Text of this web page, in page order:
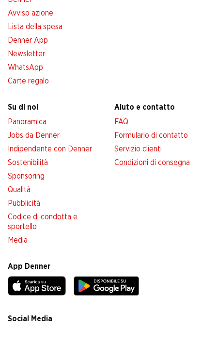
Avviso azione
Lista della spesa
Denner App
Newsletter
WhatsApp
Carte regalo
Su di noi
Panoramica
Jobs da Denner
Indipendente con Denner
Sostenibilità
Sponsoring
Qualità
Pubblicità
Codice di condotta e
sportello
Media
Aiuto e contatto
FAQ
Formulario di contatto
Servizio clienti
Condizioni di consegna
App Denner
Social Media